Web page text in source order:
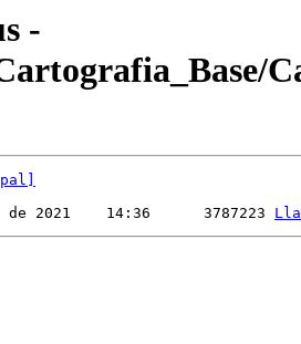
-
de 2021    14:36      3787223